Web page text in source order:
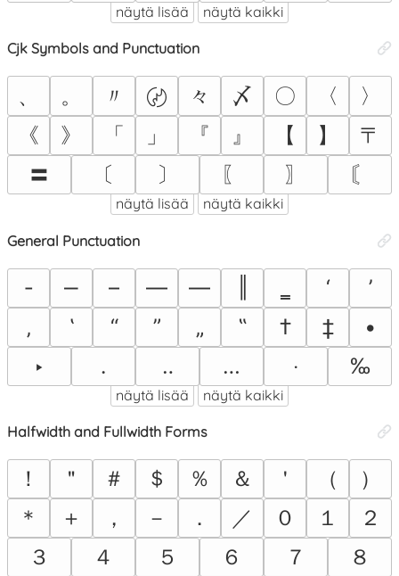
näytä lisää näytä kaikki
Cjk Symbols and Punctuation
、 。 〃 〄 々 〆 〇 〈
〉
《
》 「 」 『 』 【 】
〒
〓
〔 〕 〖 〗 〘
näytä lisää näytä kaikki
General Punctuation
‐ ‒ – — ― ‘
’
‚
‛ “ ” „ ‟ † ‡
•
‣
․ ‥ … ‧ ‰
näytä lisää näytä kaikki
Halfwidth and Fullwidth Forms
！ ＂ ＃ ＄ ％ ＆ ＇ （
）
＊
＋ ， － ． ／ ０ １
２
３
４ ５ ６ ７ ８